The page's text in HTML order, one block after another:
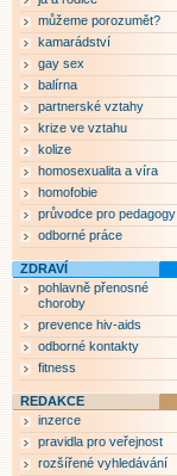
můžeme porozumět?
kamarádství
gay sex
balírna
partnerské vztahy
krize ve vztahu
kolize
homosexualita a víra
homofobie
průvodce pro pedagogy
odborné práce
ZDRAVÍ
pohlavně přenosné
choroby
prevence hiv-aids
odborné kontakty
fitness
REDAKCE
inzerce
pravidla pro veřejnost
rozšířené vyhledávání